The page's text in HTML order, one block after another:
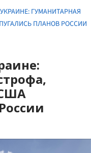
ГУМАНИТАРНАЯ
ПЛАНОВ РОССИИ